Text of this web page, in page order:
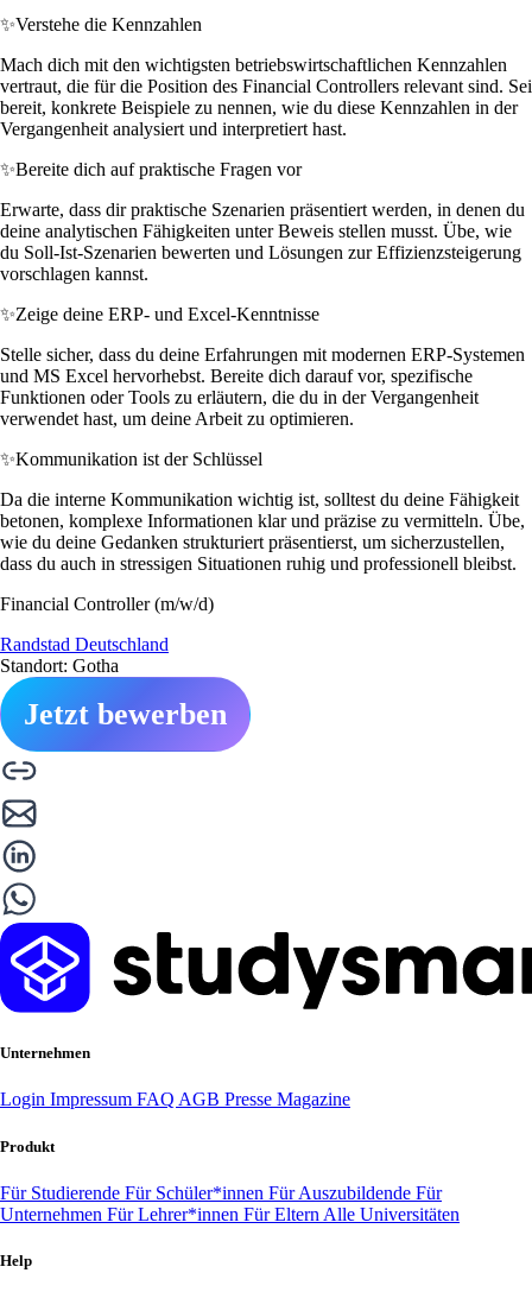
✨Verstehe die Kennzahlen
Mach dich mit den wichtigsten betriebswirtschaftlichen Kennzahlen
vertraut, die für die Position des Financial Controllers relevant sind. Sei
bereit, konkrete Beispiele zu nennen, wie du diese Kennzahlen in der
Vergangenheit analysiert und interpretiert hast.
✨Bereite dich auf praktische Fragen vor
Erwarte, dass dir praktische Szenarien präsentiert werden, in denen du
deine analytischen Fähigkeiten unter Beweis stellen musst. Übe, wie
du Soll-Ist-Szenarien bewerten und Lösungen zur Effizienzsteigerung
vorschlagen kannst.
✨Zeige deine ERP- und Excel-Kenntnisse
Stelle sicher, dass du deine Erfahrungen mit modernen ERP-Systemen
und MS Excel hervorhebst. Bereite dich darauf vor, spezifische
Funktionen oder Tools zu erläutern, die du in der Vergangenheit
verwendet hast, um deine Arbeit zu optimieren.
✨Kommunikation ist der Schlüssel
Da die interne Kommunikation wichtig ist, solltest du deine Fähigkeit
betonen, komplexe Informationen klar und präzise zu vermitteln. Übe,
wie du deine Gedanken strukturiert präsentierst, um sicherzustellen,
dass du auch in stressigen Situationen ruhig und professionell bleibst.
Financial Controller (m/w/d)
Randstad Deutschland
Standort: Gotha
Jetzt bewerben
Unternehmen
Login Impressum FAQ AGB Presse Magazine
Produkt
Für Studierende Für Schüler*innen Für Auszubildende Für
Unternehmen Für Lehrer*innen Für Eltern Alle Universitäten
Help